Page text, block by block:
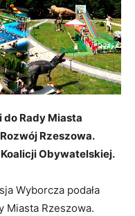
Rady Miasta
Rzeszowa.
Obywatelskiej.
Wyborcza podała
Miasta Rzeszowa.